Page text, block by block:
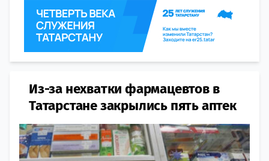
Из-за нехватки фармацевтов в
Татарстане закрылись пять аптек